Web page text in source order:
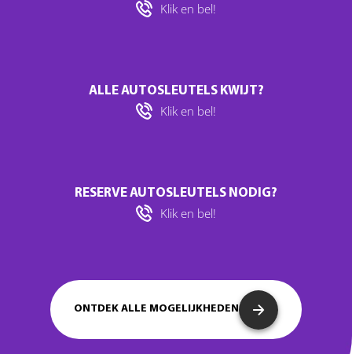
Klik en bel!
ALLE AUTOSLEUTELS KWIJT?
Klik en bel!
RESERVE AUTOSLEUTELS NODIG?
Klik en bel!
ONTDEK ALLE MOGELIJKHEDEN